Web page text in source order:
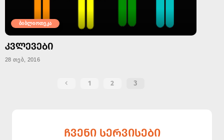
ბიბლიოთეკა
ᲙᲕᲚᲔᲕᲔᲑᲘ
28 თებ, 2016
1 2 3
ᲩᲕᲔᲜᲘ ᲡᲔᲠᲕᲘᲡᲔᲑᲘ